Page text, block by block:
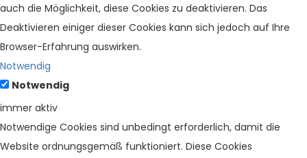
auch die Möglichkeit, diese Cookies zu deaktivieren. Das
Deaktivieren einiger dieser Cookies kann sich jedoch auf Ihre
Browser-Erfahrung auswirken.
Notwendig
Notwendig
immer aktiv
Notwendige Cookies sind unbedingt erforderlich, damit die
Website ordnungsgemäß funktioniert. Diese Cookies